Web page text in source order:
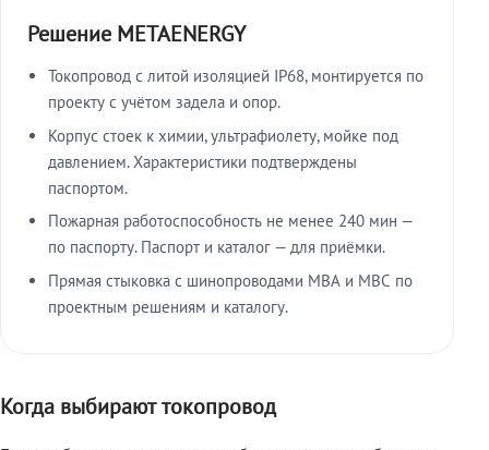
Решение METAENERGY
Токопровод с литой изоляцией IP68, монтируется по
проекту с учётом задела и опор.
Корпус стоек к химии, ультрафиолету, мойке под
давлением. Характеристики подтверждены
паспортом.
Пожарная работоспособность не менее 240 мин —
по паспорту. Паспорт и каталог — для приёмки.
Прямая стыковка с шинопроводами МВА и МВС по
проектным решениям и каталогу.
Когда выбирают токопровод